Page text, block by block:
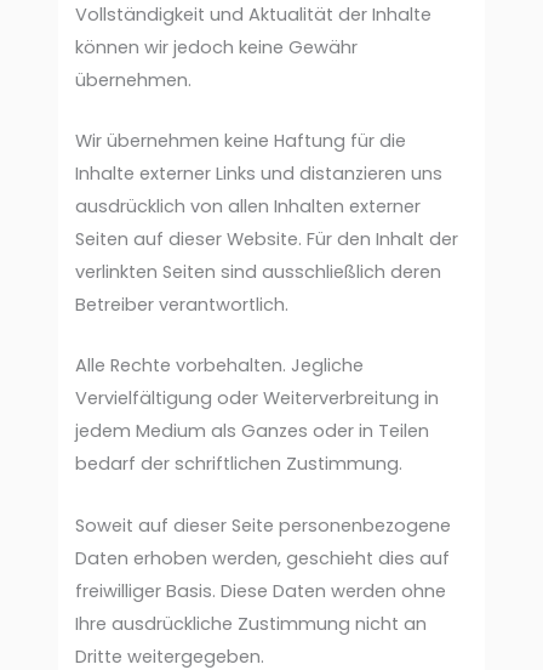
Vollständigkeit und Aktualität der Inhalte
können wir jedoch keine Gewähr
übernehmen.
Wir übernehmen keine Haftung für die
Inhalte externer Links und distanzieren uns
ausdrücklich von allen Inhalten externer
Seiten auf dieser Website. Für den Inhalt der
verlinkten Seiten sind ausschließlich deren
Betreiber verantwortlich.
Alle Rechte vorbehalten. Jegliche
Vervielfältigung oder Weiterverbreitung in
jedem Medium als Ganzes oder in Teilen
bedarf der schriftlichen Zustimmung.
Soweit auf dieser Seite personenbezogene
Daten erhoben werden, geschieht dies auf
freiwilliger Basis. Diese Daten werden ohne
Ihre ausdrückliche Zustimmung nicht an
Dritte weitergegeben.